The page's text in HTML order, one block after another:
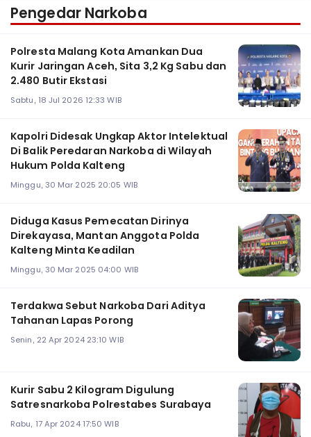
Pengedar Narkoba
Polresta Malang Kota Amankan Dua
Kurir Jaringan Aceh, Sita 3,2 Kg Sabu dan
2.480 Butir Ekstasi
Sabtu, 18 Jul 2026 12:33 WIB
Kapolri Didesak Ungkap Aktor Intelektual
Di Balik Peredaran Narkoba di Wilayah
Hukum Polda Kalteng
Minggu, 30 Mar 2025 20:05 WIB
Diduga Kasus Pemecatan Dirinya
Direkayasa, Mantan Anggota Polda
Kalteng Minta Keadilan
Minggu, 30 Mar 2025 04:00 WIB
Terdakwa Sebut Narkoba Dari Aditya
Tahanan Lapas Porong
Senin, 22 Apr 2024 23:10 WIB
Kurir Sabu 2 Kilogram Digulung
Satresnarkoba Polrestabes Surabaya
Rabu, 17 Apr 2024 17:50 WIB